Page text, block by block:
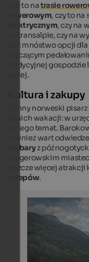
View of
Gossensass is
located at the
Tourismusverein
Czy to natrasie
rowerowym, czy to
elektrycznym, czy na
na transalpie, czy na
jest mnóstwo opcji
męczącym
tradycyjnej
lepiej.
Kultura i zakupy
Słynny norweski pisarz
letnich wakacji: w
na jego temat.
również wart
Barbary z
fuggerowskim
jeszcze więcej
sklepów.